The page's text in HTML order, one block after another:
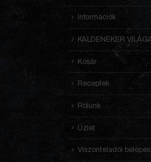
Információk
KALDENEKER
Kosár
Receptek
Rólunk
Üzlet
Viszonteladói belépés